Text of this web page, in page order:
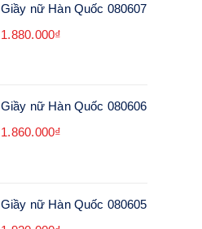
Giầy nữ Hàn Quốc 080607
1.880.000₫
Giầy nữ Hàn Quốc 080606
1.860.000₫
Giầy nữ Hàn Quốc 080605